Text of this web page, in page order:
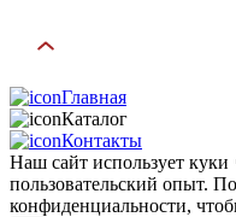
Главная
Каталог
Контакты
Наш сайт использует
пользовательский опыт.
конфиденциальности,